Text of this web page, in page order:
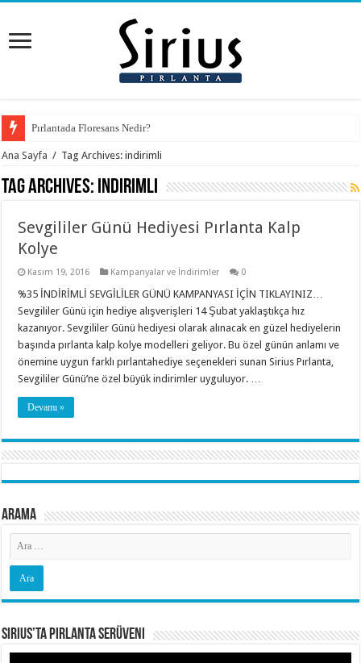
Pırlantada Floresans Nedir?
Ana Sayfa / Tag Archives: indirimli
Tag Archives: indirimli
Sevgililer Günü Hediyesi Pırlanta Kalp
Kolye
Kasım 19, 2016 Kampanyalar ve İndirimler 0
%35 İNDİRİMLİ SEVGİLİLER GÜNÜ KAMPANYASI İÇİN TIKLAYINIZ…
Sevgililer Günü için hediye alışverişleri 14 Şubat yaklaştıkça hız
kazanıyor. Sevgililer Günü hediyesi olarak alınacak en güzel hediyelerin
başında pırlanta kalp kolye modelleri geliyor. Bu özel günün anlamı ve
önemine uygun farklı pırlantahediye seçenekleri sunan Sirius Pırlanta,
Sevgililer Günü’ne özel büyük indirimler uyguluyor. …
Devamı »
Arama
Sirius’ta Pırlanta Serüveni